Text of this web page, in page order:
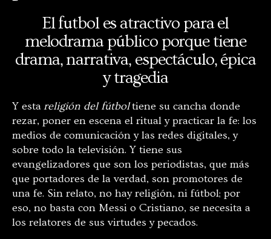
El futbol es atractivo para el
melodrama público porque tiene
drama, narrativa, espectáculo, épica
y tragedia
Y estareligión del fútboltiene su cancha donde
rezar, poner en escena el ritual y practicar la fe: los
medios de comunicación y las redes digitales, y
sobre todo la televisión. Y tiene sus
evangelizadores que son los periodistas, que más
que portadores de la verdad, son promotores de
una fe. Sin relato, no hay religión, ni fútbol; por
eso, no basta con Messi o Cristiano, se necesita a
los relatores de sus virtudes y pecados.